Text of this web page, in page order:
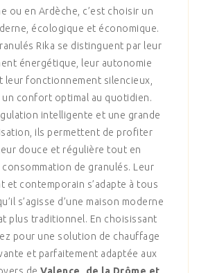
ou en Ardèche, c’est choisir un
écologique et économique.
Rika se distinguent par leur
énergétique, leur autonomie
leur fonctionnement silencieux,
un confort optimal au quotidien.
intelligente et une grande
ils permettent de profiter
douce et régulière tout en
de granulés. Leur
et contemporain s’adapte à tous
s’agisse d’une maison moderne
plus traditionnel. En choisissant
pour une solution de chauffage
et parfaitement adaptée aux
deValence, de la Drôme et